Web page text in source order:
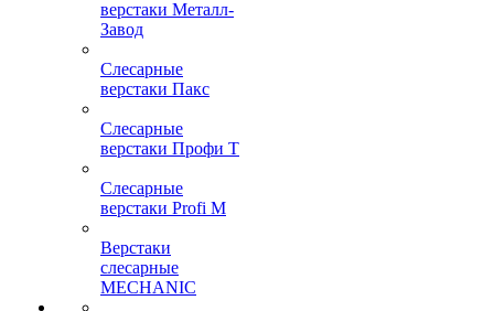
верстаки Металл-
Завод
Слесарные
верстаки Пакс
Слесарные
верстаки Профи Т
Слесарные
верстаки Profi M
Верстаки
слесарные
MECHANIC